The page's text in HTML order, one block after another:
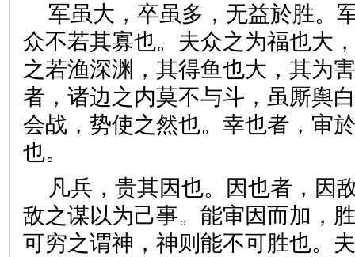
军虽大，卒虽多，无益於胜。
众不若其寡也。夫众之为福也大
之若渔深渊，其得鱼也大，其为
者，诸边之内莫不与斗，虽厮舆
会战，势使之然也。幸也者，审
也。
凡兵，贵其因也。因也者，因
敌之谋以为己事。能审因而加，
可穷之谓神，神则能不可胜也。